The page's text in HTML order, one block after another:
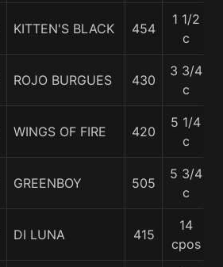
KITTEN'S BLACK 454
1 1/2
c
ROJO BURGUES 430
3 3/4
c
WINGS OF FIRE 420
5 1/4
c
GREENBOY 505
5 3/4
c
DI LUNA 415
14
cpos